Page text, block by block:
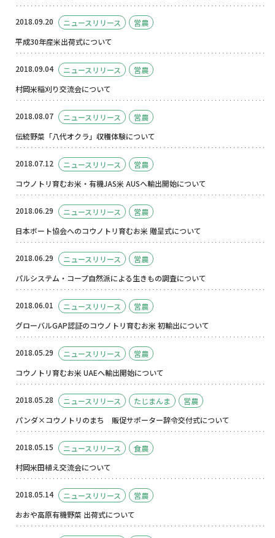
2018.09.20 ニュースリリース
営農
平成30年産米出荷式について
2018.09.04 ニュースリリース
営農
村岡米稲刈り交流会について
2018.08.07 ニュースリリース
営農
伝統野菜「八代オクラ」収穫体験について
2018.07.12 ニュースリリース
営農
コウノトリ育むお米・有機JAS米 AUSへ輸出開始について
2018.06.29 ニュースリリース
営農
日本ボート協会へのコウノトリ育むお米 贈呈式について
2018.06.29 ニュースリリース
営農
パルシステム・コープ自然派による生きもの調査について
2018.06.01 ニュースリリース
営農
グローバルGAP認証のコウノトリ育むお米 初輸出について
2018.05.29 ニュースリリース
営農
コウノトリ育むお米 UAEへ輸出開始について
2018.05.28 ニュースリリース たじまんま
営農
パンダ×コウノトリのまち 販促サポーター辞令交付式について
2018.05.15 ニュースリリース
食農
村岡米田植え交流会について
2018.05.14 ニュースリリース
営農
おおや高原有機野菜 出荷式について